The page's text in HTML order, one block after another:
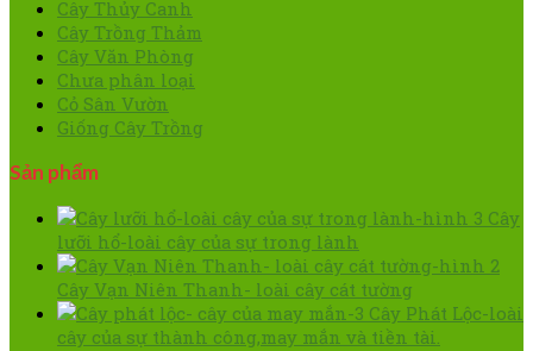
Cây Thủy Canh
Cây Trồng Thảm
Cây Văn Phòng
Chưa phân loại
Cỏ Sân Vườn
Giống Cây Trồng
Sản phẩm
Cây
lưỡi hổ-loài cây của sự trong lành
Cây Vạn Niên Thanh- loài cây cát tường
Cây Phát Lộc-loài
cây của sự thành công,may mắn và tiền tài.